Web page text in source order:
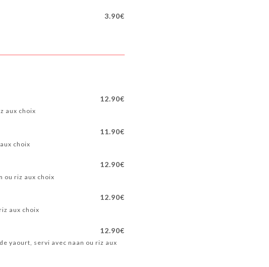
3.90€
12.90€
aux choix
11.90€
choix
12.90€
ou riz aux choix
12.90€
aux choix
12.90€
yaourt, servi avec naan ou riz aux